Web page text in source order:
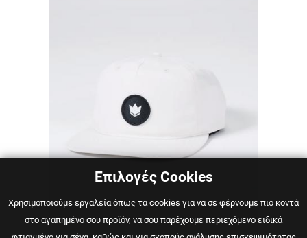
Επιλογές Cookies
Χρησιμοποιούμε εργαλεία όπως τα cookies για να σε φέρνουμε πιο κοντά
στο αγαπημένο σου προϊόν, να σου παρέχουμε περιεχόμενο ειδικά